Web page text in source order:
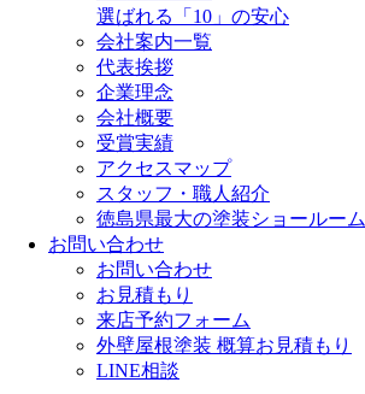
選ばれる「10」の安心
会社案内一覧
代表挨拶
企業理念
会社概要
受賞実績
アクセスマップ
スタッフ・職人紹介
徳島県最大の塗装ショールーム
お問い合わせ
お問い合わせ
お見積もり
来店予約フォーム
外壁屋根塗装 概算お見積もり
LINE相談